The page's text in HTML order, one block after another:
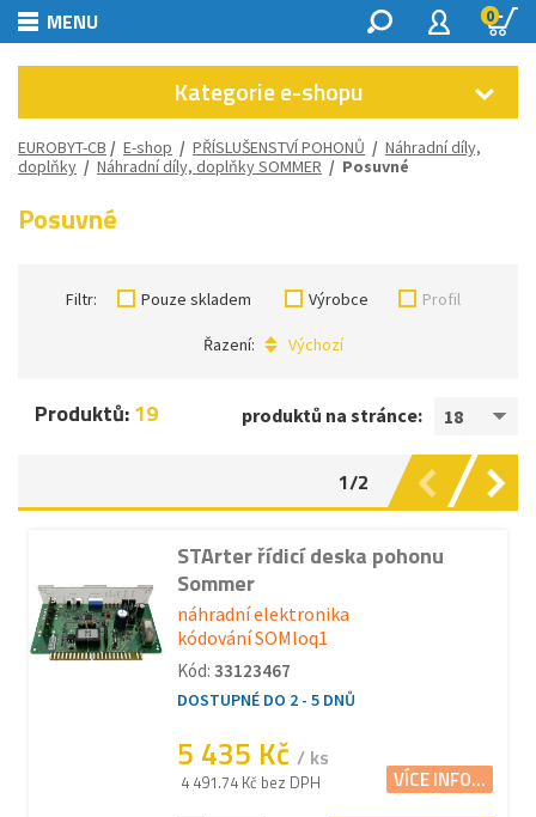
MENU 0
Kategorie e-shopu
EUROBYT-CB / E-shop / PŘÍSLUŠENSTVÍ POHONŮ / Náhradní díly,
doplňky / Náhradní díly, doplňky SOMMER / Posuvné
Posuvné
Filtr: Pouze skladem Výrobce Profil
Řazení: Výchozí
produktů na stránce: 18
Produktů:19
1/2
STArter řídicí deska pohonu
Sommer
náhradní elektronika
kódování SOMloq1
Kód: 33123467
DOSTUPNÉ DO 2 - 5 DNŮ
5 435 Kč / ks
4 491.74 Kč bez DPH VÍCE INFO...